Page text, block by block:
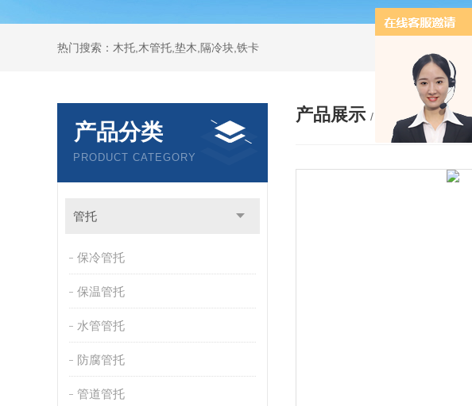
热门搜索：木托,木管托,垫木,隔冷块,铁卡
产品分类
PRODUCT CATEGORY
管托
保冷管托
保温管托
水管管托
防腐管托
管道管托
产品展示 / PRODUCTS